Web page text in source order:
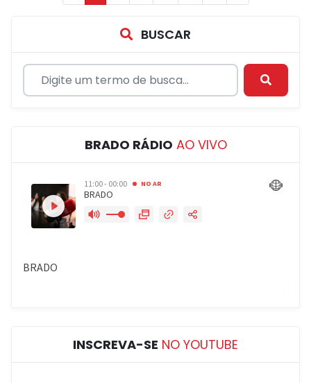
BUSCAR
BRADO RÁDIO AO VIVO
INSCREVA-SE NO YOUTUBE